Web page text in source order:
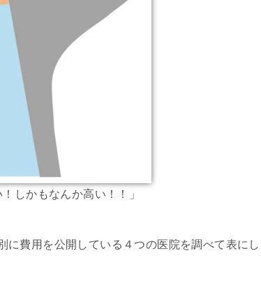
しかもなんか高い！！」
費用を公開している４つの医院を調べて表にし